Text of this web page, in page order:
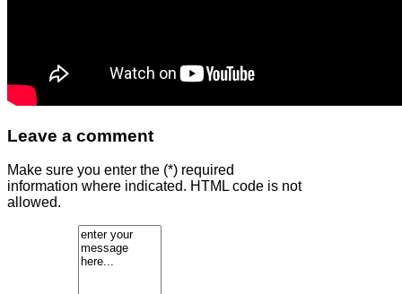
Leave a comment
Make sure you enter the (*) required
information where indicated. HTML code is not
allowed.